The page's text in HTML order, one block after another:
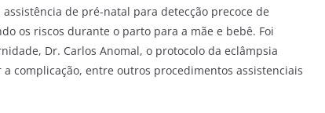
de pré-natal para detecção precoce de
os riscos durante o parto para a mãe e bebê. Foi
Dr. Carlos Anomal, o protocolo da eclâmpsia
complicação, entre outros procedimentos assistenciais